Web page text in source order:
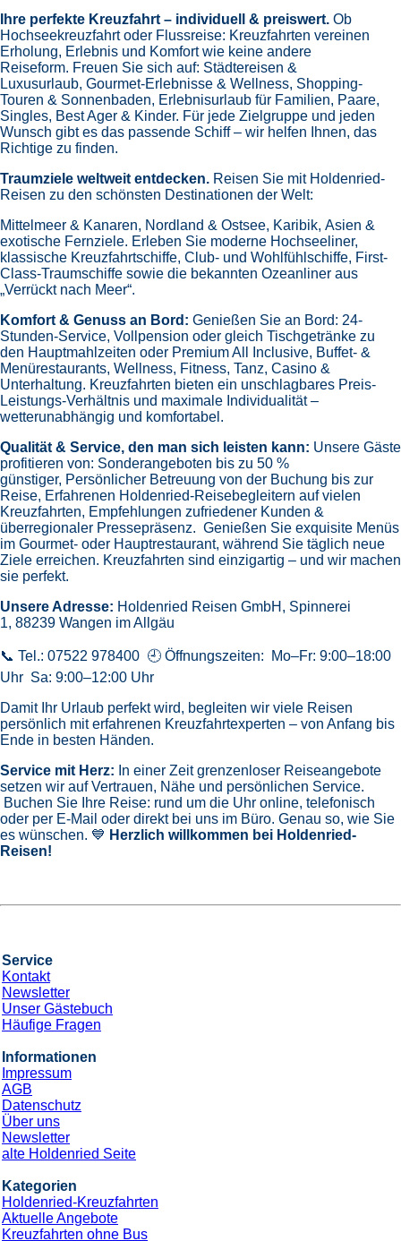
Ihre perfekte Kreuzfahrt – individuell & preiswert. Ob
Hochseekreuzfahrt oder Flussreise: Kreuzfahrten vereinen
Erholung, Erlebnis und Komfort wie keine andere
Reiseform. Freuen Sie sich auf: Städtereisen &
Luxusurlaub, Gourmet-Erlebnisse & Wellness, Shopping-
Touren & Sonnenbaden, Erlebnisurlaub für Familien, Paare,
Singles, Best Ager & Kinder. Für jede Zielgruppe und jeden
Wunsch gibt es das passende Schiff – wir helfen Ihnen, das
Richtige zu finden.
Traumziele weltweit entdecken. Reisen Sie mit Holdenried-
Reisen zu den schönsten Destinationen der Welt:
Mittelmeer & Kanaren, Nordland & Ostsee, Karibik, Asien &
exotische Fernziele. Erleben Sie moderne Hochseeliner,
klassische Kreuzfahrtschiffe, Club- und Wohlfühlschiffe, First-
Class-Traumschiffe sowie die bekannten Ozeanliner aus
„Verrückt nach Meer“.
Komfort & Genuss an Bord: Genießen Sie an Bord: 24-
Stunden-Service, Vollpension oder gleich Tischgetränke zu
den Hauptmahlzeiten oder Premium All Inclusive, Buffet- &
Menürestaurants, Wellness, Fitness, Tanz, Casino &
Unterhaltung. Kreuzfahrten bieten ein unschlagbares Preis-
Leistungs-Verhältnis und maximale Individualität –
wetterunabhängig und komfortabel.
Qualität & Service, den man sich leisten kann: Unsere Gäste
profitieren von: Sonderangeboten bis zu 50 %
günstiger, Persönlicher Betreuung von der Buchung bis zur
Reise, Erfahrenen Holdenried-Reisebegleitern auf vielen
Kreuzfahrten, Empfehlungen zufriedener Kunden &
überregionaler Pressepräsenz. Genießen Sie exquisite Menüs
im Gourmet- oder Hauptrestaurant, während Sie täglich neue
Ziele erreichen. Kreuzfahrten sind einzigartig – und wir machen
sie perfekt.
Unsere Adresse: Holdenried Reisen GmbH, Spinnerei
1, 88239 Wangen im Allgäu
📞 Tel.: 07522 978400 🕘 Öffnungszeiten: Mo–Fr: 9:00–18:00
Uhr Sa: 9:00–12:00 Uhr
Damit Ihr Urlaub perfekt wird, begleiten wir viele Reisen
persönlich mit erfahrenen Kreuzfahrtexperten – von Anfang bis
Ende in besten Händen.
Service mit Herz: In einer Zeit grenzenloser Reiseangebote
setzen wir auf Vertrauen, Nähe und persönlichen Service.
Buchen Sie Ihre Reise: rund um die Uhr online, telefonisch
oder per E-Mail oder direkt bei uns im Büro. Genau so, wie Sie
es wünschen. 💙 Herzlich willkommen bei Holdenried-
Reisen!
Service
Kontakt
Newsletter
Unser Gästebuch
Häufige Fragen
Informationen
Impressum
AGB
Datenschutz
Über uns
Newsletter
alte Holdenried Seite
Kategorien
Holdenried-Kreuzfahrten
Aktuelle Angebote
Kreuzfahrten ohne Bus